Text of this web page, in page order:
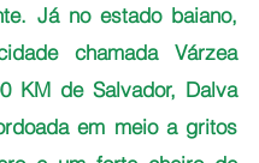
Já no estado baiano,
chamada Várzea
KM de Salvador, Dalva
em meio a gritos